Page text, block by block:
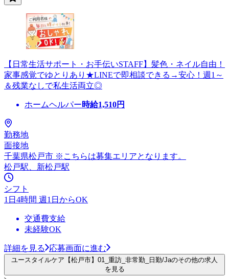
【日常生活サポート・お手伝いSTAFF】髪色・ネイル自由！
家事感覚でゆとりあり★LINEで即相談できる→安心！週1～
＆残業なしで私生活両立◎
ホームヘルパー時給1,510円
勤務地
面接地
千葉県松戸市 ※こちらは募集エリアとなります。
松戸駅、新松戸駅
シフト
1日4時間 週1日からOK
交通費支給
未経験OK
詳細を見る 応募画面に進む
ユースタイルケア【松戸市】01_重訪_非常勤_日勤/Jaのその他の求人
を見る